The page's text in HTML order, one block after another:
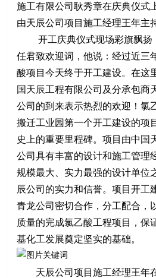
施工有限公司耿秀章在庆典仪式
由天辰公司项目施工经理王年
开工庆典仪式现场彩旗飘扬
任君致欢迎词，他说：经过近三
酸项目今天终于开工建设。在这
国天辰工程有限公司及分承包商
公司的到来表示热烈的欢迎！氯
搬迁工业园第一个开工建设的项
史上的重要里程碑。项目由中国
公司具有丰富的设计和施工管理
规模最大、实力最强的设计单位
辰公司的实力和信誉。项目开工
青龙公司密切合作，分工配合，
质量的完成氯乙酸工程项目，保
基化工发展奠定坚实的基础。
天辰公司项目施工经理王年